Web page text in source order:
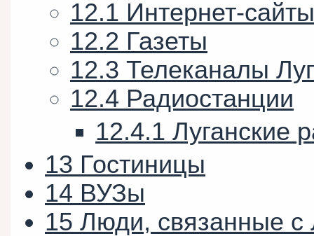
12.1 Интернет-сайты
12.2 Газеты
12.3 Телеканалы
12.4 Радиостанции
12.4.1 Луганские
13 Гостиницы
14 ВУЗы
15 Люди, связанные с